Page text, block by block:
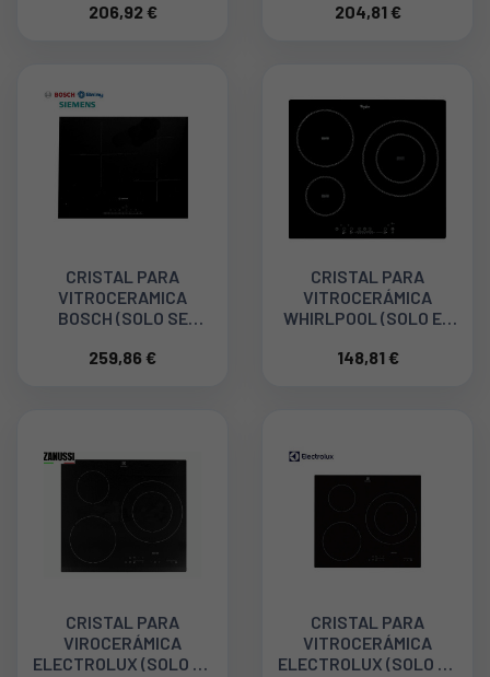
206,92 €
204,81 €
CRISTAL PARA
VITROCERAMICA
BOSCH (SOLO SE
774835
259,86 €
CRISTAL PARA
VITROCERÁMICA
WHIRLPOOL (SOLO EL
481010623270
148,81 €
CRISTAL PARA
VIROCERÁMICA
ELECTROLUX (SOLO EL
CRISTAL PARA
VITROCERÁMICA
ELECTROLUX (SOLO EL